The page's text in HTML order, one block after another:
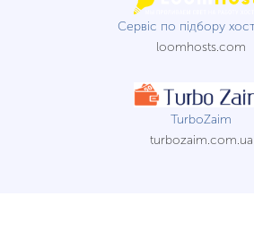
Сервіс по підбору
loomhosts.com
TurboZaim
turbozaim.com.ua